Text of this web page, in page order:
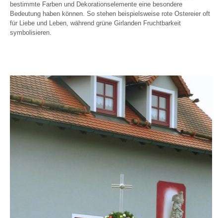
bestimmte Farben und Dekorationselemente eine besondere
Bedeutung haben können. So stehen beispielsweise rote Ostereier oft
für Liebe und Leben, während grüne Girlanden Fruchtbarkeit
symbolisieren.